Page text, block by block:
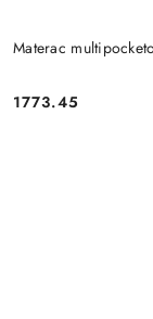
Materac
Cena:
1773.45